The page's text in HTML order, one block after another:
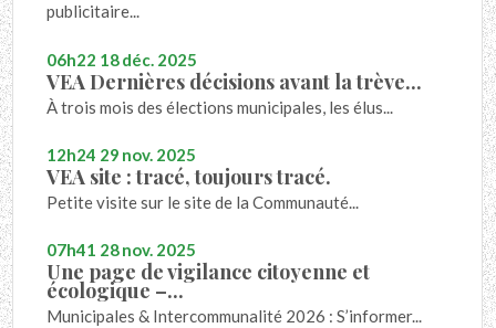
publicitaire...
06h22 18déc. 2025
VEA Dernières décisions avant la trève...
À trois mois des élections municipales, les élus...
12h24 29 nov. 2025
VEA site : tracé, toujours tracé.
Petite visite sur le site de la Communauté...
07h41 28nov. 2025
Une page de vigilance citoyenne et
écologique –...
Municipales & Intercommunalité 2026 : S’informer...